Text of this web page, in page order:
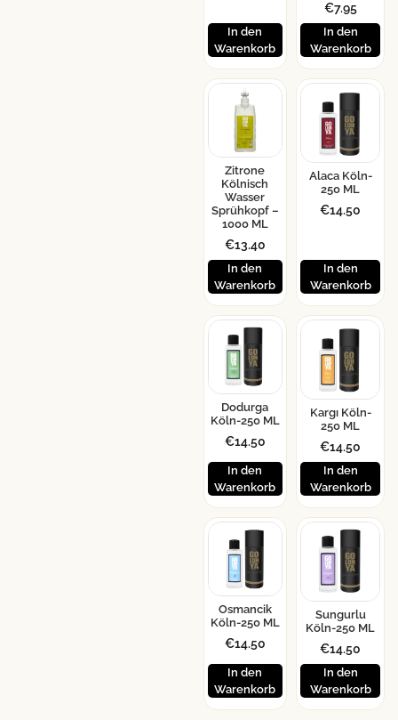
In den
Warenkorb
€7.95
In den
Warenkorb
Zitrone
Kölnisch
Wasser
Sprühkopf –
1000 ML
€13.40
In den
Warenkorb
Alaca Köln-
250 ML
€14.50
In den
Warenkorb
Dodurga
Köln-250 ML
€14.50
In den
Warenkorb
Kargı Köln-
250 ML
€14.50
In den
Warenkorb
Osmancik
Köln-250 ML
€14.50
In den
Warenkorb
Sungurlu
Köln-250 ML
€14.50
In den
Warenkorb